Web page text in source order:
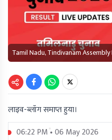
Tamil Nadu, Tindivanam
लाइव-ब्लॉग समाप्त हुया।
06:22 PM • 06 May 2026